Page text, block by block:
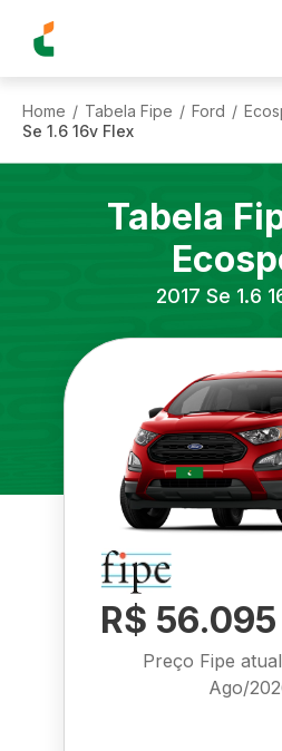
Home / Tabela Fipe / Ford /
Se 1.6 16v Flex
Tabela
2017 Se 1.6
R$ 56.095
Preço Fipe
Ago/